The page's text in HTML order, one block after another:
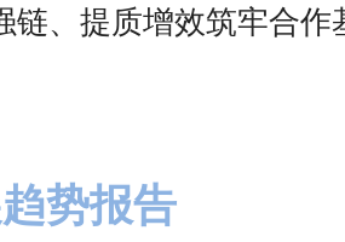
链、提质增效筑牢合
势报告